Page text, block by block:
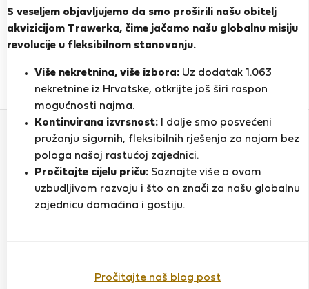
S veseljem objavljujemo da smo proširili našu obitelj
akvizicijom Trawerka, čime jačamo našu globalnu misiju
revolucije u fleksibilnom stanovanju.
Više nekretnina, više izbora: Uz dodatak 1.063
nekretnine iz Hrvatske, otkrijte još širi raspon
mogućnosti najma.
Kontinuirana izvrsnost: I dalje smo posvećeni
pružanju sigurnih, fleksibilnih rješenja za najam bez
pologa našoj rastućoj zajednici.
Pročitajte cijelu priču: Saznajte više o ovom
uzbudljivom razvoju i što on znači za našu globalnu
zajednicu domaćina i gostiju.
Pročitajte naš blog post
Varšava
PRIKAŽI ŽIVOTOPIS
Ocjena i reference
0
Ponude
1
Ocjena